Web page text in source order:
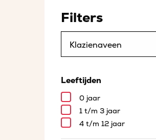
Filters
Leeftijden
0 jaar
1 t/m 3 jaar
4 t/m 12 jaar